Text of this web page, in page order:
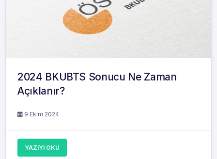
2024 BKUBTS Sonucu Ne Zaman
Açıklanır?
9 Ekim 2024
YAZIYI OKU